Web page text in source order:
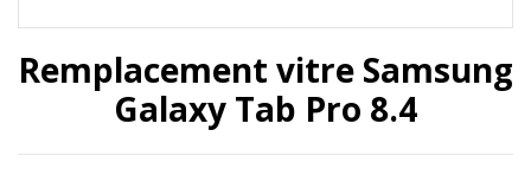
Remplacement vitre Samsung
Galaxy Tab Pro 8.4